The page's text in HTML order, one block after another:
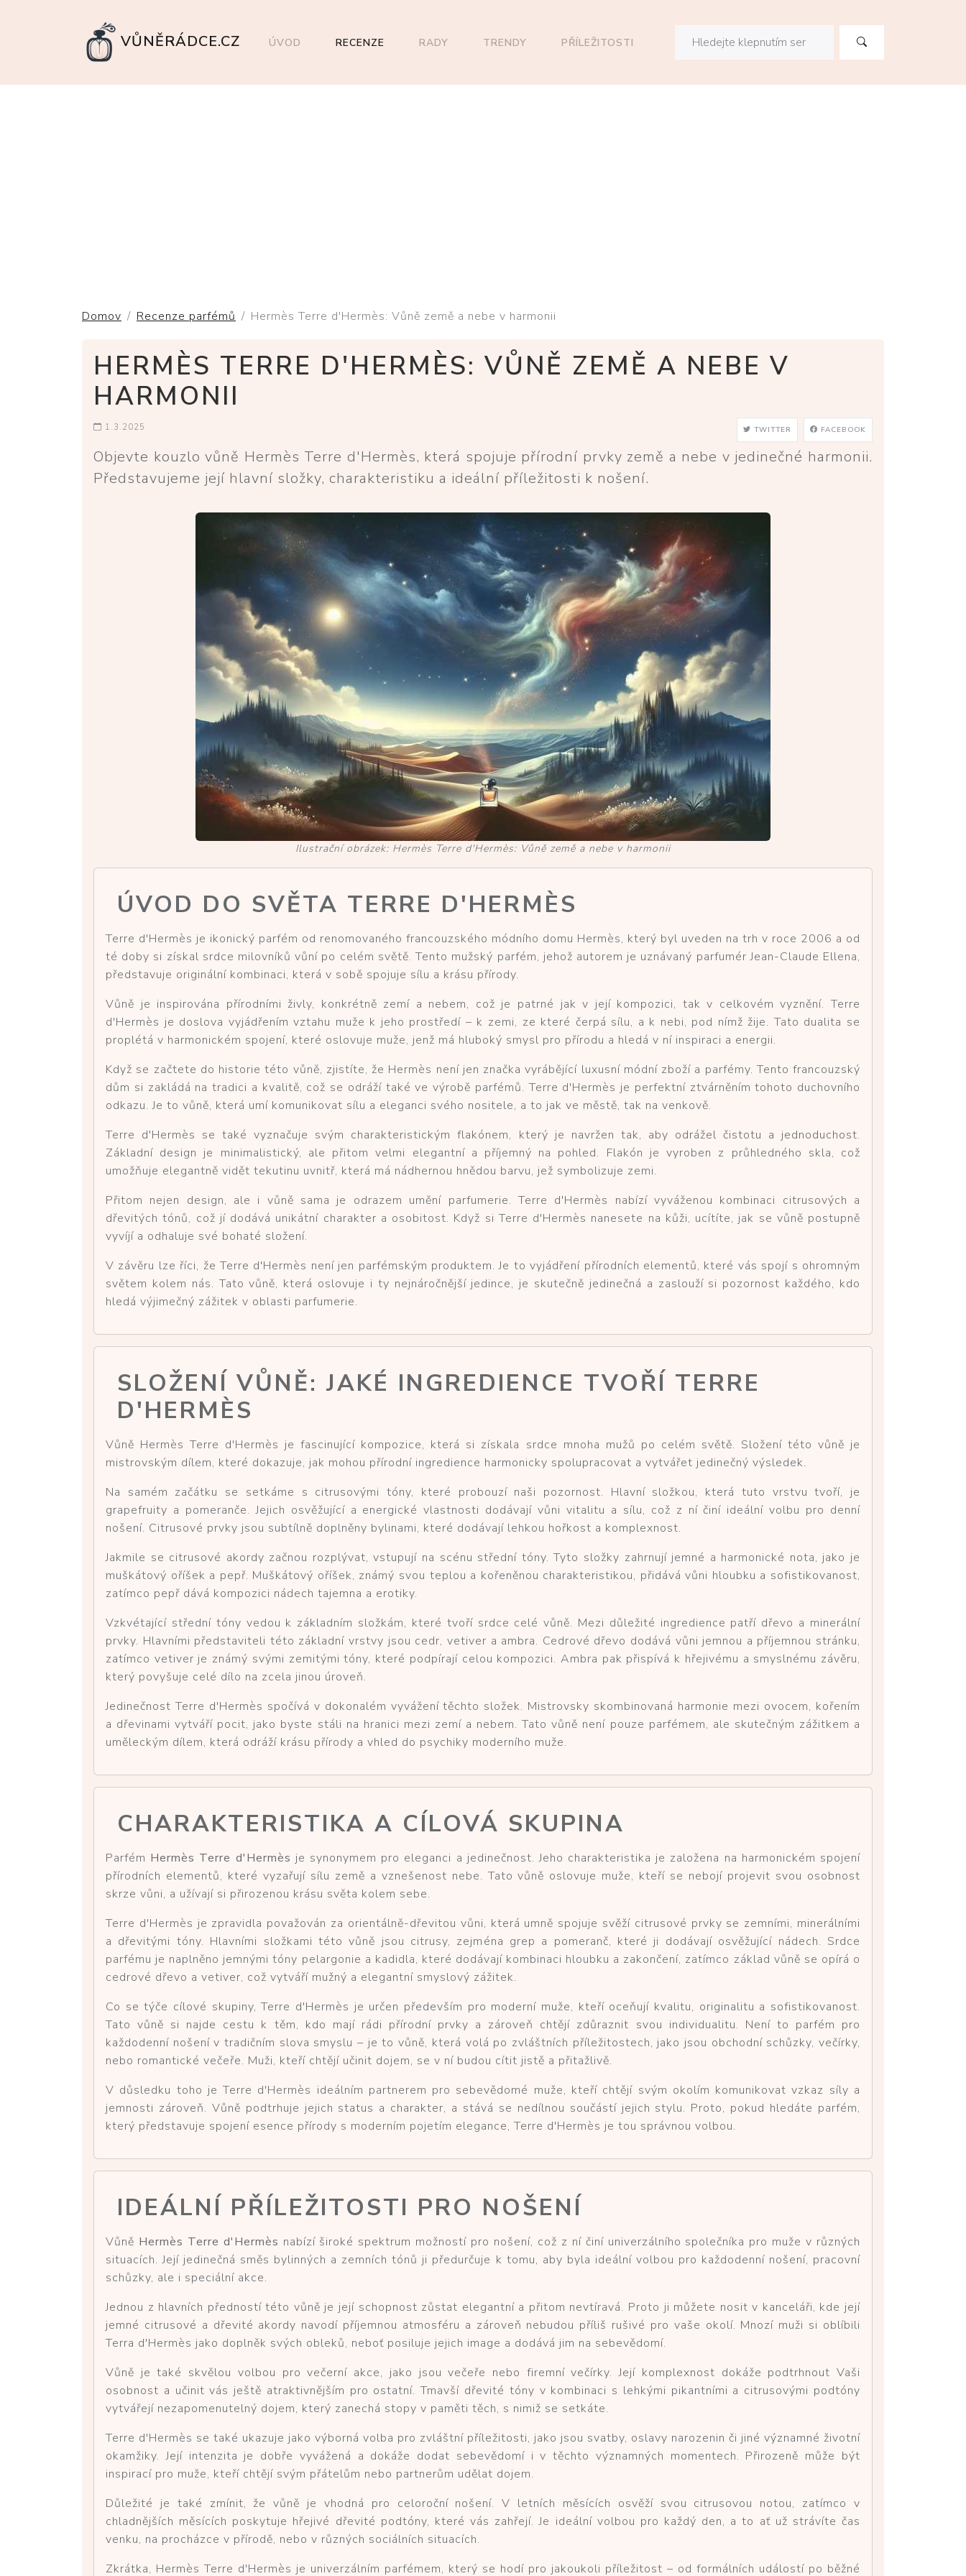
VŮNĚRÁDCE.CZ ÚVOD RECENZE RADY TRENDY PŘÍLEŽITOSTI
Domov Recenze parfémů Hermès Terre d'Hermès: Vůně země a nebe v harmonii
HERMÈS TERRE D'HERMÈS: VŮNĚ ZEMĚ A NEBE V
HARMONII
1.3.2025 TWITTER FACEBOOK
Objevte kouzlo vůně Hermès Terre d'Hermès, která spojuje přírodní prvky země a nebe v jedinečné harmonii.
Představujeme její hlavní složky, charakteristiku a ideální příležitosti k nošení.
Ilustrační obrázek: Hermès Terre d'Hermès: Vůně země a nebe v harmonii
ÚVOD DO SVĚTA TERRE D'HERMÈS
Terre d'Hermès je ikonický parfém od renomovaného francouzského módního domu Hermès, který byl uveden na trh v roce 2006 a od
té doby si získal srdce milovníků vůní po celém světě. Tento mužský parfém, jehož autorem je uznávaný parfumér Jean-Claude Ellena,
představuje originální kombinaci, která v sobě spojuje sílu a krásu přírody.
Vůně je inspirována přírodními živly, konkrétně zemí a nebem, což je patrné jak v její kompozici, tak v celkovém vyznění. Terre
d'Hermès je doslova vyjádřením vztahu muže k jeho prostředí – k zemi, ze které čerpá sílu, a k nebi, pod nímž žije. Tato dualita se
proplétá v harmonickém spojení, které oslovuje muže, jenž má hluboký smysl pro přírodu a hledá v ní inspiraci a energii.
Když se začtete do historie této vůně, zjistíte, že Hermès není jen značka vyrábějící luxusní módní zboží a parfémy. Tento francouzský
dům si zakládá na tradici a kvalitě, což se odráží také ve výrobě parfémů. Terre d'Hermès je perfektní ztvárněním tohoto duchovního
odkazu. Je to vůně, která umí komunikovat sílu a eleganci svého nositele, a to jak ve městě, tak na venkově.
Terre d'Hermès se také vyznačuje svým charakteristickým flakónem, který je navržen tak, aby odrážel čistotu a jednoduchost.
Základní design je minimalistický, ale přitom velmi elegantní a příjemný na pohled. Flakón je vyroben z průhledného skla, což
umožňuje elegantně vidět tekutinu uvnitř, která má nádhernou hnědou barvu, jež symbolizuje zemi.
Přitom nejen design, ale i vůně sama je odrazem umění parfumerie. Terre d'Hermès nabízí vyváženou kombinaci citrusových a
dřevitých tónů, což jí dodává unikátní charakter a osobitost. Když si Terre d'Hermès nanesete na kůži, ucítíte, jak se vůně postupně
vyvíjí a odhaluje své bohaté složení.
V závěru lze říci, že Terre d'Hermès není jen parfémským produktem. Je to vyjádření přírodních elementů, které vás spojí s ohromným
světem kolem nás. Tato vůně, která oslovuje i ty nejnáročnější jedince, je skutečně jedinečná a zaslouží si pozornost každého, kdo
hledá výjimečný zážitek v oblasti parfumerie.
SLOŽENÍ VŮNĚ: JAKÉ INGREDIENCE TVOŘÍ TERRE
D'HERMÈS
Vůně Hermès Terre d'Hermès je fascinující kompozice, která si získala srdce mnoha mužů po celém světě. Složení této vůně je
mistrovským dílem, které dokazuje, jak mohou přírodní ingredience harmonicky spolupracovat a vytvářet jedinečný výsledek.
Na samém začátku se setkáme s citrusovými tóny, které probouzí naši pozornost. Hlavní složkou, která tuto vrstvu tvoří, je
grapefruity a pomeranče. Jejich osvěžující a energické vlastnosti dodávají vůni vitalitu a sílu, což z ní činí ideální volbu pro denní
nošení. Citrusové prvky jsou subtílně doplněny bylinami, které dodávají lehkou hořkost a komplexnost.
Jakmile se citrusové akordy začnou rozplývat, vstupují na scénu střední tóny. Tyto složky zahrnují jemné a harmonické nota, jako je
muškátový oříšek a pepř. Muškátový oříšek, známý svou teplou a kořeněnou charakteristikou, přidává vůni hloubku a sofistikovanost,
zatímco pepř dává kompozici nádech tajemna a erotiky.
Vzkvétající střední tóny vedou k základním složkám, které tvoří srdce celé vůně. Mezi důležité ingredience patří dřevo a minerální
prvky. Hlavními představiteli této základní vrstvy jsou cedr, vetiver a ambra. Cedrové dřevo dodává vůni jemnou a příjemnou stránku,
zatímco vetiver je známý svými zemitými tóny, které podpírají celou kompozici. Ambra pak přispívá k hřejivému a smyslnému závěru,
který povyšuje celé dílo na zcela jinou úroveň.
Jedinečnost Terre d'Hermès spočívá v dokonalém vyvážení těchto složek. Mistrovsky skombinovaná harmonie mezi ovocem, kořením
a dřevinami vytváří pocit, jako byste stáli na hranici mezi zemí a nebem. Tato vůně není pouze parfémem, ale skutečným zážitkem a
uměleckým dílem, která odráží krásu přírody a vhled do psychiky moderního muže.
CHARAKTERISTIKA A CÍLOVÁ SKUPINA
Parfém Hermès Terre d'Hermès je synonymem pro eleganci a jedinečnost. Jeho charakteristika je založena na harmonickém spojení
přírodních elementů, které vyzařují sílu země a vznešenost nebe. Tato vůně oslovuje muže, kteří se nebojí projevit svou osobnost
skrze vůni, a užívají si přirozenou krásu světa kolem sebe.
Terre d'Hermès je zpravidla považován za orientálně-dřevitou vůni, která umně spojuje svěží citrusové prvky se zemními, minerálními
a dřevitými tóny. Hlavními složkami této vůně jsou citrusy, zejména grep a pomeranč, které ji dodávají osvěžující nádech. Srdce
parfému je naplněno jemnými tóny pelargonie a kadidla, které dodávají kombinaci hloubku a zakončení, zatímco základ vůně se opírá o
cedrové dřevo a vetiver, což vytváří mužný a elegantní smyslový zážitek.
Co se týče cílové skupiny, Terre d'Hermès je určen především pro moderní muže, kteří oceňují kvalitu, originalitu a sofistikovanost.
Tato vůně si najde cestu k těm, kdo mají rádi přírodní prvky a zároveň chtějí zdůraznit svou individualitu. Není to parfém pro
každodenní nošení v tradičním slova smyslu – je to vůně, která volá po zvláštních příležitostech, jako jsou obchodní schůzky, večírky,
nebo romantické večeře. Muži, kteří chtějí učinit dojem, se v ní budou cítit jistě a přitažlivě.
V důsledku toho je Terre d'Hermès ideálním partnerem pro sebevědomé muže, kteří chtějí svým okolím komunikovat vzkaz síly a
jemnosti zároveň. Vůně podtrhuje jejich status a charakter, a stává se nedílnou součástí jejich stylu. Proto, pokud hledáte parfém,
který představuje spojení esence přírody s moderním pojetím elegance, Terre d'Hermès je tou správnou volbou.
IDEÁLNÍ PŘÍLEŽITOSTI PRO NOŠENÍ
Vůně Hermès Terre d'Hermès nabízí široké spektrum možností pro nošení, což z ní činí univerzálního společníka pro muže v různých
situacích. Její jedinečná směs bylinných a zemních tónů ji předurčuje k tomu, aby byla ideální volbou pro každodenní nošení, pracovní
schůzky, ale i speciální akce.
Jednou z hlavních předností této vůně je její schopnost zůstat elegantní a přitom nevtíravá. Proto ji můžete nosit v kanceláři, kde její
jemné citrusové a dřevité akordy navodí příjemnou atmosféru a zároveň nebudou příliš rušivé pro vaše okolí. Mnozí muži si oblíbili
Terra d'Hermès jako doplněk svých obleků, neboť posiluje jejich image a dodává jim na sebevědomí.
Vůně je také skvělou volbou pro večerní akce, jako jsou večeře nebo firemní večírky. Její komplexnost dokáže podtrhnout Vaši
osobnost a učinit vás ještě atraktivnějším pro ostatní. Tmavší dřevité tóny v kombinaci s lehkými pikantními a citrusovými podtóny
vytvářejí nezapomenutelný dojem, který zanechá stopy v paměti těch, s nimiž se setkáte.
Terre d'Hermès se také ukazuje jako výborná volba pro zvláštní příležitosti, jako jsou svatby, oslavy narozenin či jiné významné životní
okamžiky. Její intenzita je dobře vyvážená a dokáže dodat sebevědomí i v těchto významných momentech. Přirozeně může být
inspirací pro muže, kteří chtějí svým přátelům nebo partnerům udělat dojem.
Důležité je také zmínit, že vůně je vhodná pro celoroční nošení. V letních měsících osvěží svou citrusovou notou, zatímco v
chladnějších měsících poskytuje hřejivé dřevité podtóny, které vás zahřejí. Je ideální volbou pro každý den, a to ať už strávíte čas
venku, na procházce v přírodě, nebo v různých sociálních situacích.
Zkrátka, Hermès Terre d'Hermès je univerzálním parfémem, který se hodí pro jakoukoli příležitost – od formálních událostí po běžné